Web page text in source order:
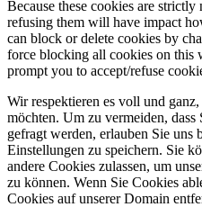
Because these cookies are
refusing them will have impact
can block or delete cookies by
force blocking all cookies on this
prompt you to accept/refuse
Wir respektieren es voll und
möchten. Um zu vermeiden,
gefragt werden, erlauben Sie
Einstellungen zu speichern. Sie
andere Cookies zulassen, um
zu können. Wenn Sie Cookies
Cookies auf unserer Domain